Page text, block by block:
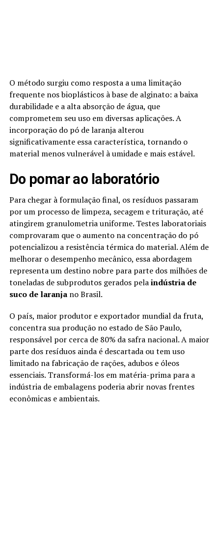
O método surgiu como resposta a uma limitação
frequente nos bioplásticos à base de alginato: a baixa
durabilidade e a alta absorção de água, que
comprometem seu uso em diversas aplicações. A
incorporação do pó de laranja alterou
significativamente essa característica, tornando o
material menos vulnerável à umidade e mais estável.
Do pomar ao laboratório
Para chegar à formulação final, os resíduos passaram
por um processo de limpeza, secagem e trituração, até
atingirem granulometria uniforme. Testes laboratoriais
comprovaram que o aumento na concentração do pó
potencializou a resistência térmica do material. Além de
melhorar o desempenho mecânico, essa abordagem
representa um destino nobre para parte dos milhões de
toneladas de subprodutos gerados pelaindústria de
suco de laranjano Brasil.
O país, maior produtor e exportador mundial da fruta,
concentra sua produção no estado de São Paulo,
responsável por cerca de 80% da safra nacional. A maior
parte dos resíduos ainda é descartada ou tem uso
limitado na fabricação de rações, adubos e óleos
essenciais. Transformá-los em matéria-prima para a
indústria de embalagens poderia abrir novas frentes
econômicas e ambientais.